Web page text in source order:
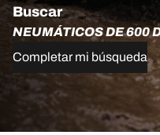
Buscar
NEUMÁTICOS DE 600
Completar mi búsqueda